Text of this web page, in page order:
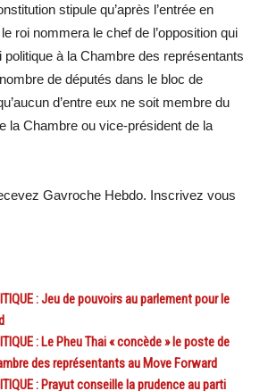
stipule qu’après l’entrée en
roi nommera le chef de l’opposition qui
politique à la Chambre des représentants
de députés dans le bloc de
d’entre eux ne soit membre du
la Chambre ou vice-président de la
Gavroche Hebdo. Inscrivez vous
: Jeu de pouvoirs au parlement pour le
: Le Pheu Thai « concède » le poste de
des représentants au Move Forward
: Prayut conseille la prudence au parti